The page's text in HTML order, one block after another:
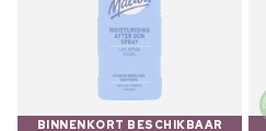
BINNENKORT BESCHIKBAAR